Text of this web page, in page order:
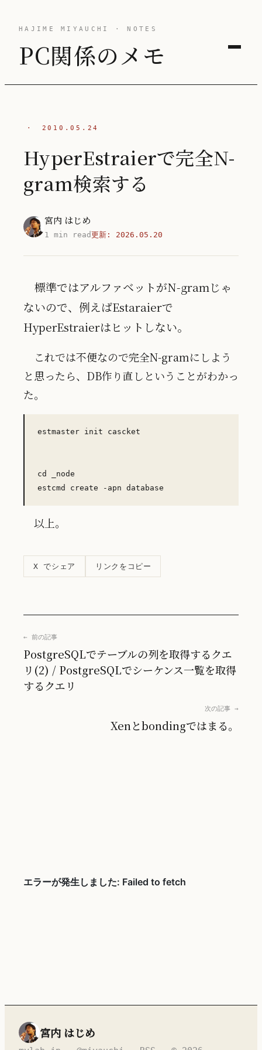
HAJIME MIYAUCHI · NOTES
PC関係のメモ
· 2010.05.24
HyperEstraierで完全N-
gram検索する
宮内 はじめ
1 min read更新: 2026.05.20
標準ではアルファベットがN-gramじゃ
ないので、例えばEstaraierで
HyperEstraierはヒットしない。
これでは不便なので完全N-gramにしよう
と思ったら、DB作り直しということがわかっ
た。
estmaster init cascket
cd _node
以上。
X でシェア リンクをコピー
← 前の記事
PostgreSQLでテーブルの列を取得するクエ
リ(2) / PostgreSQLでシーケンス一覧を取得
するクエリ
次の記事 →
Xenとbondingではまる。
宮内 はじめ